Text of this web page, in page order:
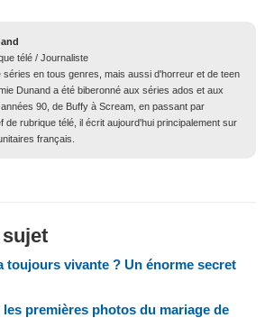
télé / Journaliste
séries en tous genres, mais aussi d'horreur et de teen
Dunand a été biberonné aux séries ados et aux
90, de Buffy à Scream, en passant par
de rubrique télé, il écrit aujourd'hui principalement sur
français.
toujours vivante ? Un énorme secret
premières photos du mariage de